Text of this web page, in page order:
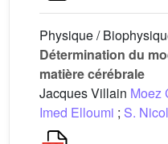
Physique /
Détermination du
matière cérébrale
Jacques Villain Moez
Imed Elloumi ; S.